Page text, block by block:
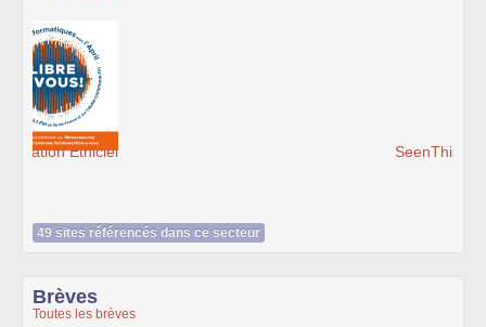
49 sites référencés dans ce secteur
Brèves
Toutes les brèves